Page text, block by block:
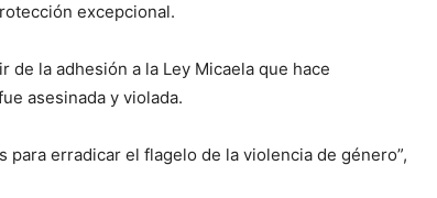
excepcional.
de la adhesión a la Ley Micaela que hace
asesinada y violada.
para erradicar el flagelo de la violencia de género”,